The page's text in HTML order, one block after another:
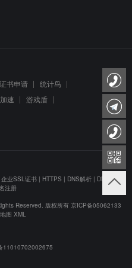
书申请
统计鸟
速
游戏盾
企业SSL证书 | HTTPS | DNS解析 | DNS防劫
注册
Reserved. 版权所有 京ICP备05062133
图 XML
11010702002675